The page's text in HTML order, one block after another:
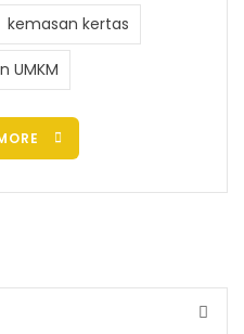
kemasan kertas
UMKM